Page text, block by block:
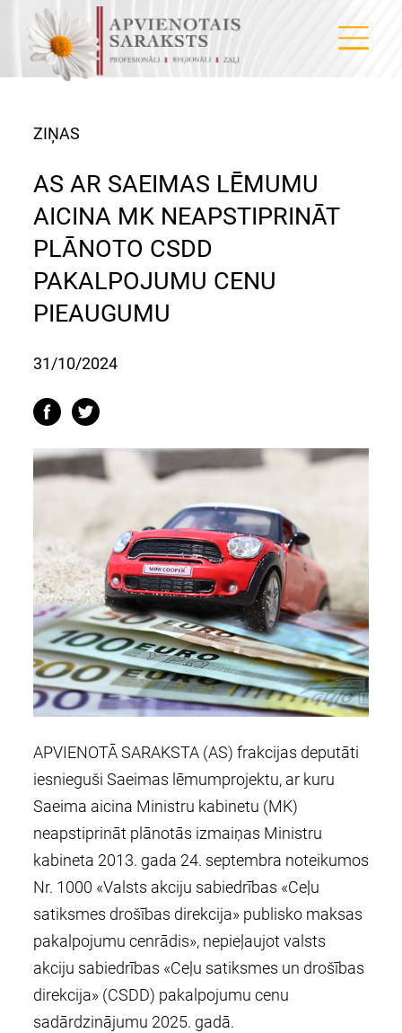
ZIŅAS
AS AR SAEIMAS LĒMUMU
AICINA MK NEAPSTIPRINĀT
PLĀNOTO CSDD
PAKALPOJUMU CENU
PIEAUGUMU
31/10/2024
APVIENOTĀ SARAKSTA (AS) frakcijas deputāti
iesnieguši Saeimas lēmumprojektu, ar kuru
Saeima aicina Ministru kabinetu (MK)
neapstiprināt plānotās izmaiņas Ministru
kabineta 2013. gada 24. septembra noteikumos
Nr. 1000 «Valsts akciju sabiedrības «Ceļu
satiksmes drošības direkcija» publisko maksas
pakalpojumu cenrādis», nepieļaujot valsts
akciju sabiedrības «Ceļu satiksmes un drošības
direkcija» (CSDD) pakalpojumu cenu
sadārdzinājumu 2025. gadā.